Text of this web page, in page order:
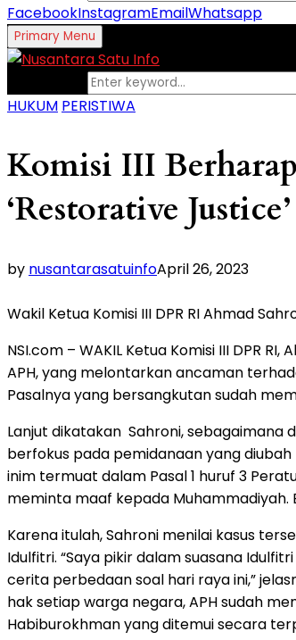
FacebookInstagramEmailWhatsapp
Primary Menu
HUKUM PERISTIWA
Komisi III
‘Restorative Justice’
by nusantarasatuinfoApril 26, 2023
Wakil Ketua Komisi III DPR RI Ahmad
NSI.com – WAKIL Ketua Komisi III DPR
APH, yang melontarkan ancaman
Pasalnya yang bersangkutan sudah
Lanjut dikatakan Sahroni, sebagaimana
berfokus pada pemidanaan yang
inim termuat dalam Pasal 1 huruf 3
meminta maaf kepada Muhammadiyah.
Karena itulah, Sahroni menilai kasus
Idulfitri. “Saya pikir dalam suasana
cerita perbedaan soal hari raya ini,”
hak setiap warga negara, APH sudah
Habiburokhman yang ditemui secara